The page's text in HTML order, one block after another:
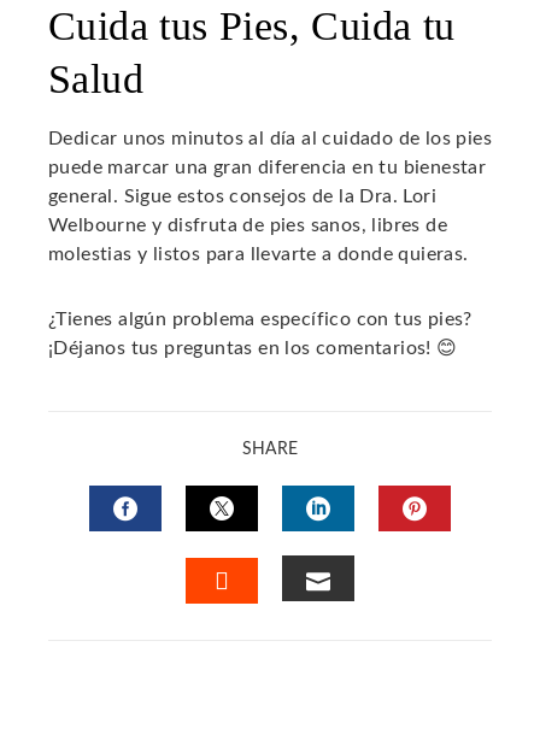
Cuida tus Pies, Cuida tu
Salud
Dedicar unos minutos al día al cuidado de los pies
puede marcar una gran diferencia en tu bienestar
general. Sigue estos consejos de la Dra. Lori
Welbourne y disfruta de pies sanos, libres de
molestias y listos para llevarte a donde quieras.
¿Tienes algún problema específico con tus pies?
¡Déjanos tus preguntas en los comentarios! 😊
SHARE
FACEBOOKTWITTERLINKEDIN